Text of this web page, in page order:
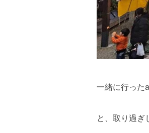
一緒に行った
と、取り過ぎ